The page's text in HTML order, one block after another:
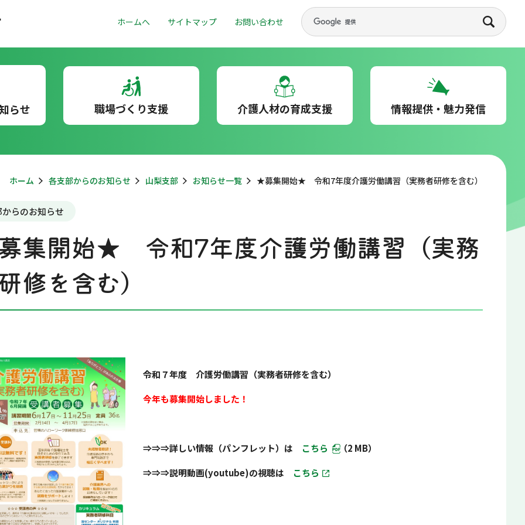
ホームへ サイトマップ お問い合わせ
らせ 職場づくり支援 介護人材の育成支援 情報提供・魅力発信
ホーム 各支部からのお知らせ 山梨支部 お知らせ一覧 ★募集開始★ 令和7年度介護労働講習（実務者研修を含む）
らのお知らせ
集開始★ 令和7年度介護労働講習（実務
修を含む）
令和７年度 介護労働講習（実務者研修を含む）
今年も募集開始しました！
⇒⇒⇒詳しい情報（パンフレット）は こちら
（2 MB）
⇒⇒⇒説明動画(youtube)の視聴は こちら